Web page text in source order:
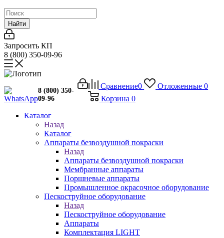
Найти
Запросить КП
8 (800) 350-09-96
Сравнение0 Отложенные 0
Корзина 0
8 (800) 350-
09-96
Каталог
Назад
Каталог
Аппараты безвоздушной покраски
Назад
Аппараты безвоздушной покраски
Мембранные аппараты
Поршневые аппараты
Промышленное окрасочное оборудование
Пескоструйное оборудование
Назад
Пескоструйное оборудование
Аппараты
Комплектация LIGHT